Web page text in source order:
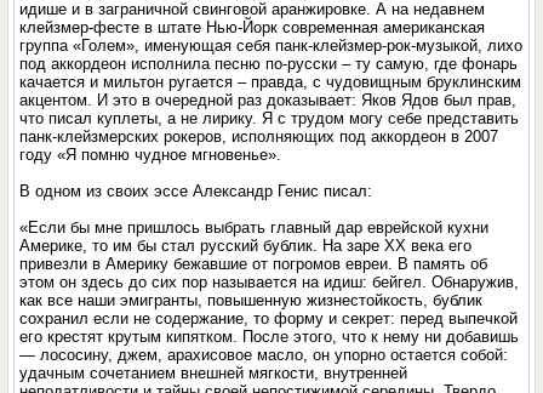
идише и в заграничной свинговой аранжировке. А на недавнем
клейзмер-фесте в штате Нью-Йорк современная американская
группа «Голем», именующая себя панк-клейзмер-рок-музыкой, лихо
под аккордеон исполнила песню по-русски – ту самую, где фонарь
качается и мильтон ругается – правда, с чудовищным бруклинским
акцентом. И это в очередной раз доказывает: Яков Ядов был прав,
что писал куплеты, а не лирику. Я с трудом могу себе представить
панк-клейзмерских рокеров, исполняющих под аккордеон в 2007
году «Я помню чудное мгновенье».
В одном из своих эссе Александр Генис писал:
«Если бы мне пришлось выбрать главный дар еврейской кухни
Америке, то им бы стал русский бублик. На заре XX века его
привезли в Америку бежавшие от погромов евреи. В память об
этом он здесь до сих пор называется на идиш: бейгел. Обнаружив,
как все наши эмигранты, повышенную жизнестойкость, бублик
сохранил если не содержание, то форму и секрет: перед выпечкой
его крестят крутым кипятком. После этого, что к нему ни добавишь
— лососину, джем, арахисовое масло, он упорно остается собой:
удачным сочетанием внешней мягкости, внутренней